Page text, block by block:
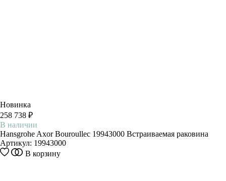
Новинка
258 738 ₽
В наличии
Hansgrohe Axor Bouroullec 19943000 Встраиваемая раковина
Артикул: 19943000
В корзину